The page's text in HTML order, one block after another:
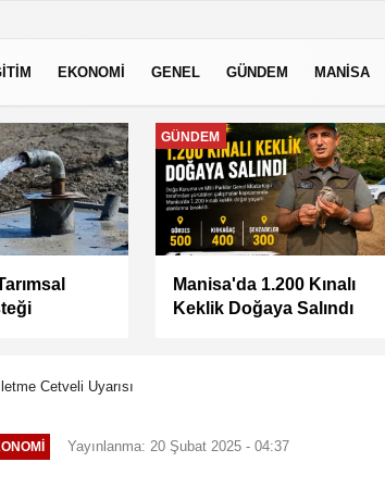
EKONOMİ GENEL GÜNDEM MANİSA
8 Ağustos
Günü Elektrik
MANİSA
Manisa Büyükşehir
Belediyesi “Sağlıklı
Cetveli Uyarısı
Yayınlanma: 20 Şubat 2025 - 04:37